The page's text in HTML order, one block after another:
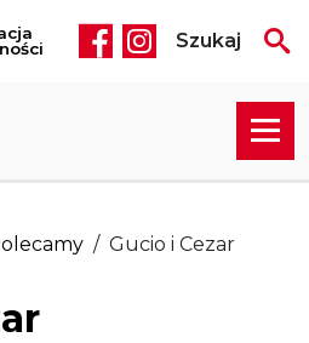
Przejdź do treści
Social media
Szukaj
Gucio i Cezar